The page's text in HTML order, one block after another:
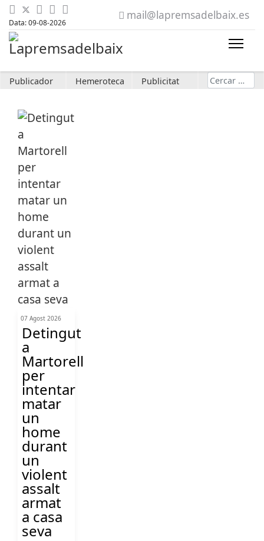
Data: 09-08-2026
mail@lapremsadelbaix.es
Publicador Hemeroteca Publicitat Cerca
07 Agost 2026
Detingut
a
Martorell
per
intentar
matar
un
home
durant
un
violent
assalt
armat
a casa
seva